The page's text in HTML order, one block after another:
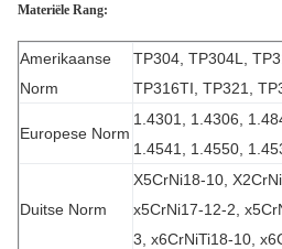
(152,4)
0,109“ (2,77) +/0,030“
8“
+0.061“
/0,031“
Materiële Rang:
Amerikaanse
Norm
TP304, TP304L,
TP316TI, TP321,
Europese Norm
1.4301, 1.4306,
1.4541, 1.4550,
Duitse Norm
X5CrNi18-10,
x5CrNi17-12-2,
3, x6CrNiTi18-10,